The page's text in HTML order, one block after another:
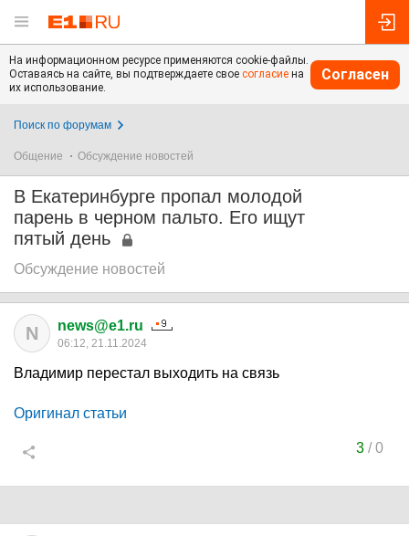
На информационном ресурсе применяются cookie-файлы.
Оставаясь на сайте, вы подтверждаете свое согласие на
их использование.
Согласен
Поиск по форумам
Общение Обсуждение новостей
В Екатеринбурге пропал молодой
парень в черном пальто. Его ищут
пятый день
Обсуждение новостей
N news@e1.ru
06:12, 21.11.2024
Владимир перестал выходить на связь
Оригинал статьи
3/0